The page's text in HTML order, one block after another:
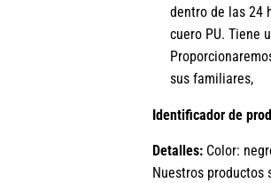
dentro de las 24
cuero PU. Tiene
sus familiares,
Identificador de
Detalles: Color:
Nuestros productos